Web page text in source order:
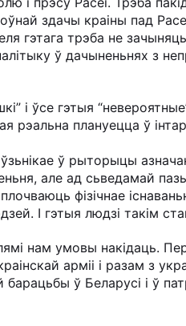
здачы краіны пад
гэтага трэба не
ў дачыненьнях з
і ўсе гэтыя
рэальна плануецца ў
ў рыторыцы
але ад сьведамай
фізічнае
І гэтыя людзі такім
нам умовы накідаць.
арміі і разам з
барацьбы ў Беларусі і ў